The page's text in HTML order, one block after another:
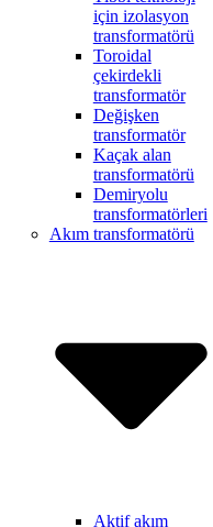
için izolasyon
transformatörü
Toroidal
çekirdekli
transformatör
Değişken
transformatör
Kaçak alan
transformatörü
Demiryolu
transformatörleri
Akım transformatörü
Aktif akım